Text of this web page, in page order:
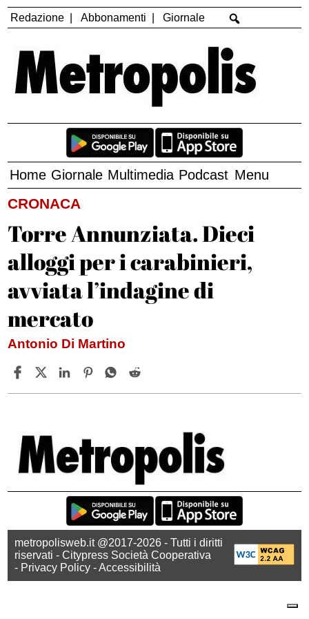
Redazione Abbonamenti Giornale
Home Giornale Multimedia Podcast Menu
CRONACA
Torre Annunziata. Dieci
alloggi per i carabinieri,
avviata l’indagine di
mercato
Antonio Di Martino
metropolisweb.it @2017-2026 - Tutti i diritti
riservati - Citypress Società Cooperativa
- Privacy Policy -Accessibilità